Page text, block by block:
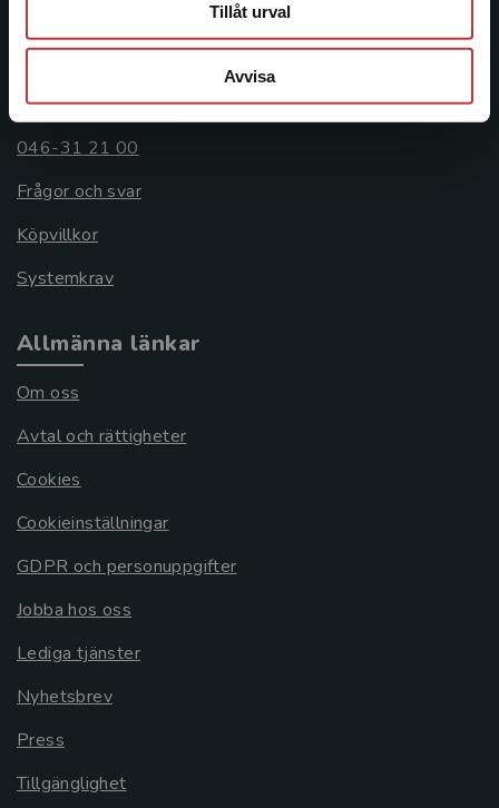
Tillåt urval
Avvisa
Kundservice
Kontakta kundservice
046-31 21 00
Frågor och svar
Köpvillkor
Systemkrav
Allmänna länkar
Om oss
Avtal och rättigheter
Cookies
Cookieinställningar
GDPR och personuppgifter
Jobba hos oss
Lediga tjänster
Nyhetsbrev
Press
Tillgänglighet